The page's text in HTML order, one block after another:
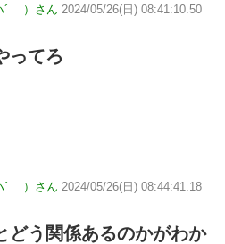
´ ）さん 2024/05/26(日) 08:41:10.50
ってろ
´ ）さん 2024/05/26(日) 08:44:41.18
どう関係あるのかがわか